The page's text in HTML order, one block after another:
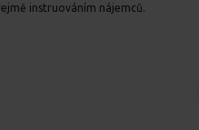
instruováním nájemců.